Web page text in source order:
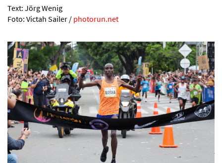
Text: Jörg Wenig
Foto: Victah Sailer / photorun.net